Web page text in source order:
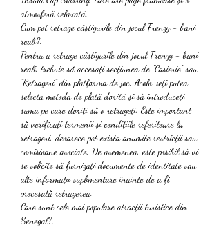
atmosferă relaxată.
Cum pot retrage câștigurile din jocul Frenzy - bani
reali?.
Pentru a retrage câștigurile din jocul Frenzy - bani
reali, trebuie să accesați secțiunea de "Casierie" sau
"Retrageri" din platforma de joc. Acolo veți putea
selecta metoda de plată dorită și să introduceți
suma pe care doriți să o retrageți. Este important
să verificați termenii și condițiile referitoare la
retrageri, deoarece pot exista anumite restricții sau
comisioane asociate. De asemenea, este posibil să vi
se solicite să furnizați documente de identitate sau
alte informații suplimentare înainte de a fi
procesată retragerea.
Care sunt cele mai populare atracții turistice din
Senegal?.